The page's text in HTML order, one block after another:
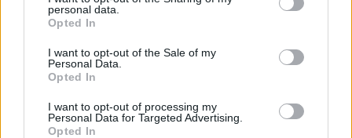
grant or deny consent to Google and its third-party tags to
use your data for below specified purposes in below Google
consent section.
personal data.
Opted In
I want to opt-out of the Sale of my
Personal Data.
Opted In
I want to opt-out of processing my
Personal Data for Targeted Advertising.
Opted In
Continua a leggere